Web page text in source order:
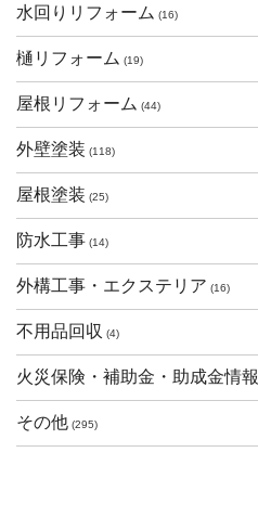
水回りリフォーム (16)
樋リフォーム (19)
屋根リフォーム (44)
外壁塗装 (118)
屋根塗装 (25)
防水工事 (14)
外構工事・エクステリア (16)
不用品回収 (4)
火災保険・補助金・助成金情報
その他 (295)